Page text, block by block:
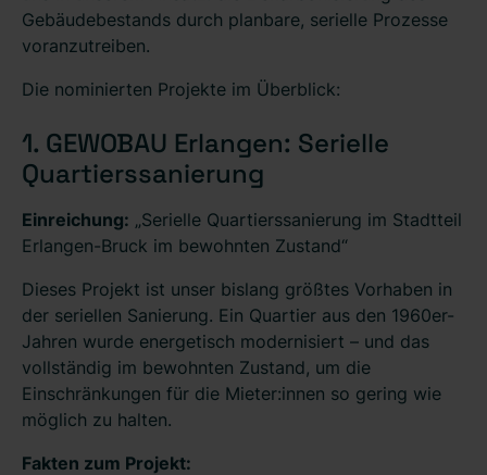
Gebäudebestands durch planbare, serielle Prozesse
voranzutreiben.
Die nominierten Projekte im Überblick:
1. GEWOBAU Erlangen: Serielle
Quartierssanierung
Einreichung: „Serielle Quartierssanierung im Stadtteil
Erlangen-Bruck im bewohnten Zustand“
Dieses Projekt ist unser bislang größtes Vorhaben in
der seriellen Sanierung. Ein Quartier aus den 1960er-
Jahren wurde energetisch modernisiert – und das
vollständig im bewohnten Zustand, um die
Einschränkungen für die Mieter:innen so gering wie
möglich zu halten.
Fakten zum Projekt: